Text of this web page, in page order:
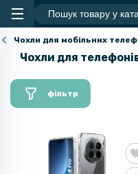
Чохли для мобільних
Чохли для
фільтр